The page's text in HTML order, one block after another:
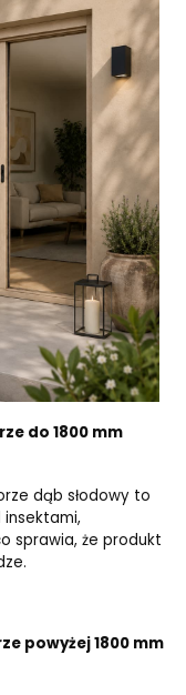
do 1800 mm
dąb słodowy to
sprawia, że produkt
powyżej 1800 mm